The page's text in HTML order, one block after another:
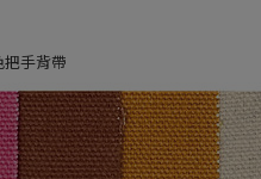
手背帶